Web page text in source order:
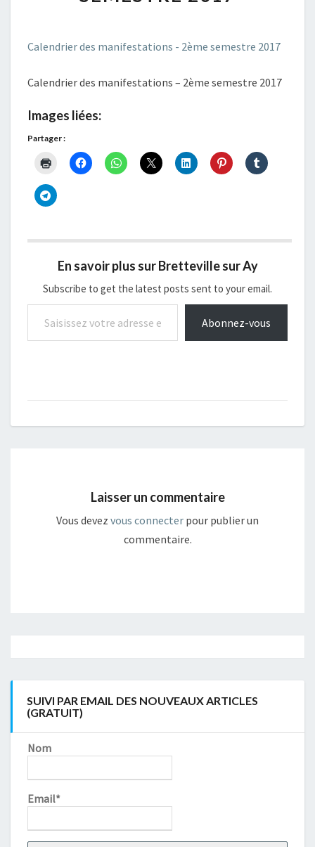
Calendrier des manifestations - 2ème semestre 2017
Calendrier des manifestations – 2ème semestre 2017
Images liées:
Partager :
En savoir plus sur Bretteville sur Ay
Subscribe to get the latest posts sent to your email.
Saisissez votre adresse e-mail…
Abonnez-vous
Laisser un commentaire
Vous devez vous connecter pour publier un
commentaire.
article
SUIVI PAR EMAIL DES NOUVEAUX ARTICLES
(GRATUIT)
Nom
Email*